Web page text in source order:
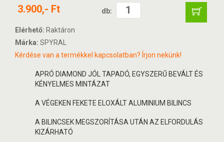
3.900,- Ft db:
Elérhető: Raktáron
Márka: SPYRAL
Kérdése van a termékkel kapcsolatban? Írjon nekünk!
APRÓ DIAMOND JÓL TAPADÓ, EGYSZERŰ BEVÁLT ÉS
KÉNYELMES MINTÁZAT
A VÉGEKEN FEKETE ELOXÁLT ALUMINIUM BILINCS
A BILINCSEK MEGSZORÍTÁSA UTÁN AZ ELFORDULÁS
KIZÁRHATÓ